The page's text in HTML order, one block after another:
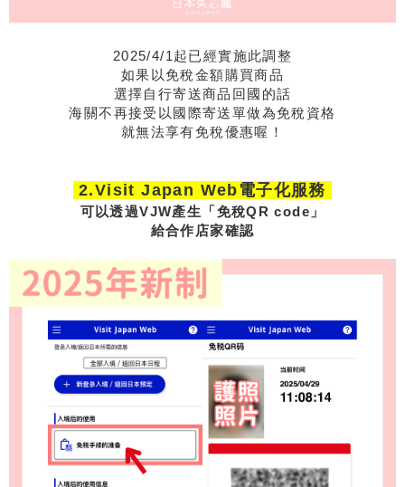
2025/4/1起已經實施此調整
如果以免稅金額購買商品
選擇自行寄送商品回國的話
海關不再接受以國際寄送單做為免稅資格
就無法享有免稅優惠喔！
2.Visit Japan Web電子化服務
可以透過VJW產生「免稅QR code」
給合作店家確認